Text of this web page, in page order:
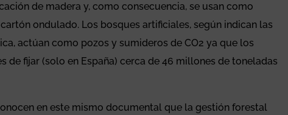
de madera y, como consecuencia, se usan como
ondulado. Los bosques artificiales, según indican las
actúan como pozos y sumideros de CO2 ya que los
de fijar (solo en España) cerca de 46 millones de toneladas
en este mismo documental que la gestión forestal